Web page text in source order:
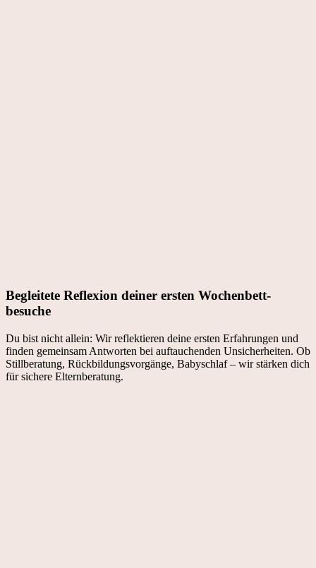
Begleitete Reflexion deiner ersten Wochenbett­
besuche
Du bist nicht allein: Wir reflektieren deine ersten Erfahrungen und
finden gemeinsam Antworten bei auftauchenden Unsicherheiten. Ob
Stillberatung, Rückbildungsvorgänge, Babyschlaf – wir stärken dich
für sichere Elternberatung.